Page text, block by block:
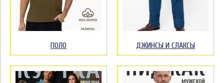
ПОЛО ДЖИНСЫ И СЛАКСЫ